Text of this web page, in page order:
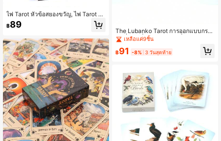
ไพ่ Tarot หัวข้อสยองขวัญ, ไพ่ Tarot ธี
มฮาโลวีน, ไพ่ Tarot ภาษาอังกฤษ และเ
กมการ์ดโหราศาสตร์ สแกน QR Code เ
฿89
The Lubanko Tarot การออกแบบกรา
ฟิกที่ยอดเยี่ยม ระบบ VIT ที่ใช้งานง่ายม
าก และเครื่องมือพยากรณ์ที่สะดวกเหมา
ะสำหรับผู้เริ่มต้น
เหลือแค่9ชิ้น
฿91 -8% 3 วันสุดท้าย